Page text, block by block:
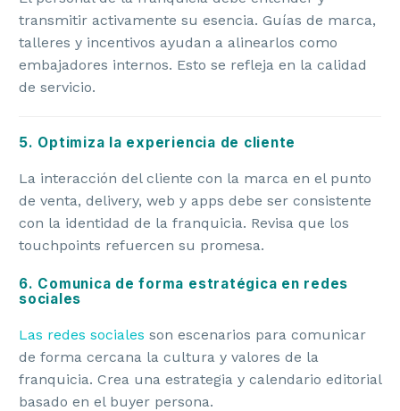
transmitir activamente su esencia. Guías de marca,
talleres y incentivos ayudan a alinearlos como
embajadores internos. Esto se refleja en la calidad
de servicio.
5. Optimiza la experiencia de cliente
La interacción del cliente con la marca en el punto
de venta, delivery, web y apps debe ser consistente
con la identidad de la franquicia. Revisa que los
touchpoints refuercen su promesa.
6. Comunica de forma estratégica en redes
sociales
Las redes sociales son escenarios para comunicar
de forma cercana la cultura y valores de la
franquicia. Crea una estrategia y calendario editorial
basado en el buyer persona.